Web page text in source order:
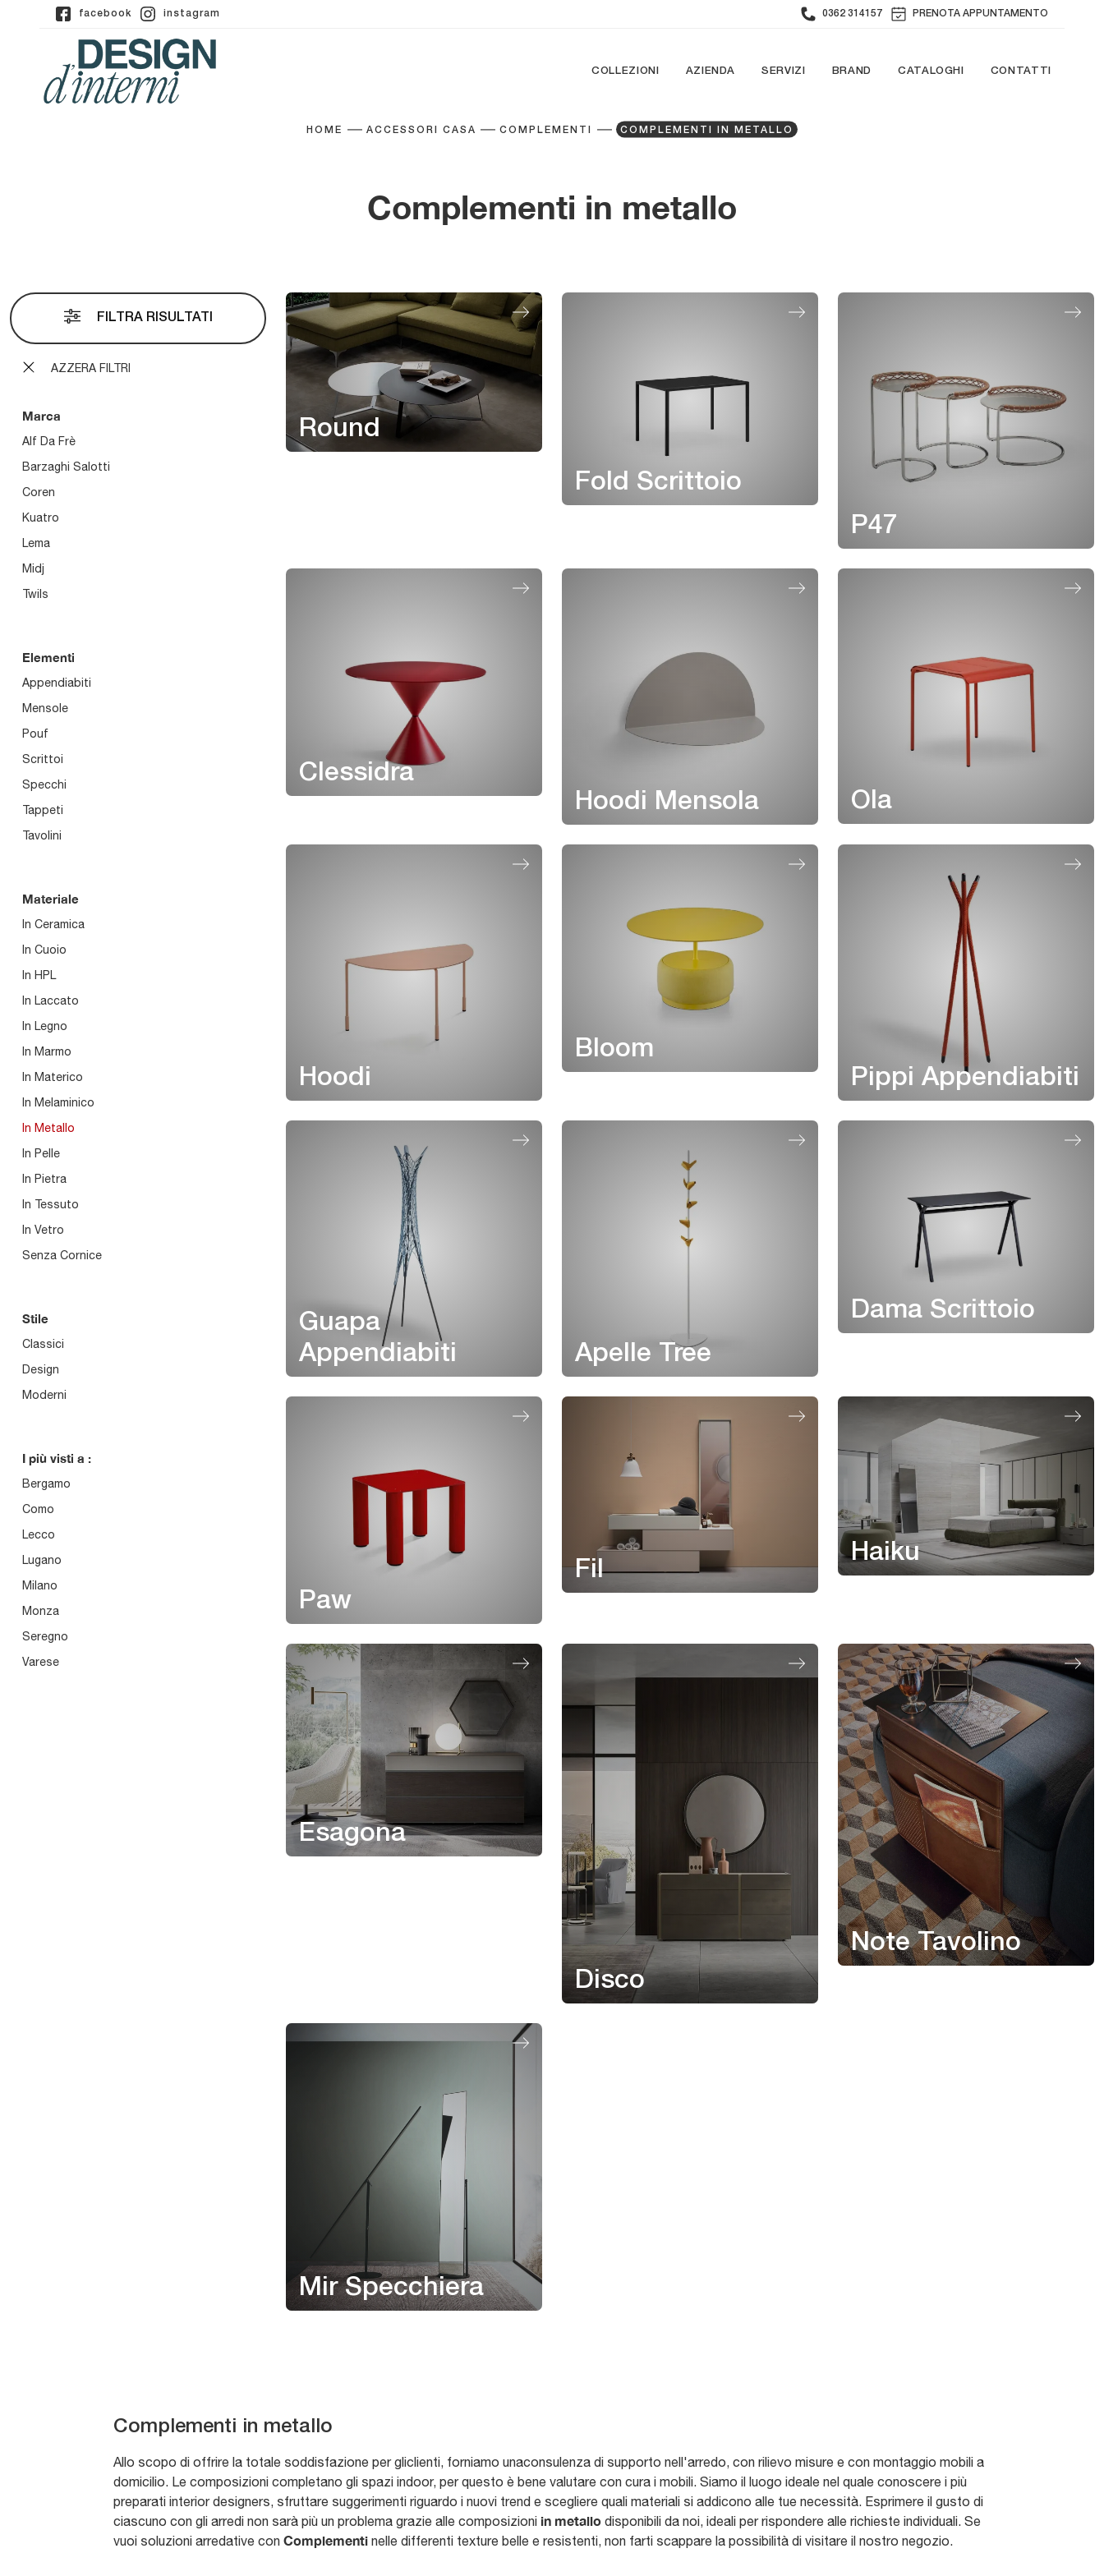
facebook instagram 0362 314157 PRENOTA APPUNTAMENTO
COLLEZIONI AZIENDA SERVIZI BRAND CATALOGHI CONTATTI
HOME ACCESSORI CASA COMPLEMENTI COMPLEMENTI IN METALLO
Complementi in metallo
FILTRA RISULTATI
AZZERA FILTRI
Marca
Alf Da Frè
Barzaghi Salotti
Coren
Kuatro
Lema
Midj
Twils
Elementi
Appendiabiti
Mensole
Pouf
Scrittoi
Specchi
Tappeti
Tavolini
Materiale
In Ceramica
In Cuoio
In HPL
In Laccato
In Legno
In Marmo
In Materico
In Melaminico
In Metallo
In Pelle
In Pietra
In Tessuto
In Vetro
Senza Cornice
Stile
Classici
Design
Moderni
I più visti a :
Bergamo
Como
Lecco
Lugano
Milano
Monza
Seregno
Varese
Round
Fold Scrittoio
P47
Clessidra
Hoodi Mensola
Ola
Hoodi
Bloom
Pippi Appendiabiti
Guapa
Appendiabiti
Apelle Tree
Dama Scrittoio
Paw
Fil
Haiku
Esagona
Disco
Note Tavolino
Mir Specchiera
Complementi in metallo
Allo scopo di offrire la totale soddisfazione per gliclienti, forniamo unaconsulenza di supporto nell'arredo, con rilievo misure e con montaggio mobili a
domicilio. Le composizioni completano gli spazi indoor, per questo è bene valutare con cura i mobili. Siamo il luogo ideale nel quale conoscere i più
preparati interior designers, sfruttare suggerimenti riguardo i nuovi trend e scegliere quali materiali si addicono alle tue necessità. Esprimere il gusto di
ciascuno con gli arredi non sarà più un problema grazie alle composizioni in metallo disponibili da noi, ideali per rispondere alle richieste individuali. Se
vuoi soluzioni arredative con Complementi nelle differenti texture belle e resistenti, non farti scappare la possibilità di visitare il nostro negozio.